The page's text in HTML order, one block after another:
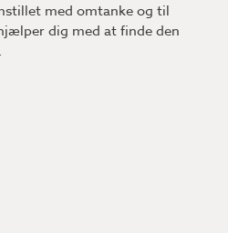
med omtanke og til
dig med at finde den